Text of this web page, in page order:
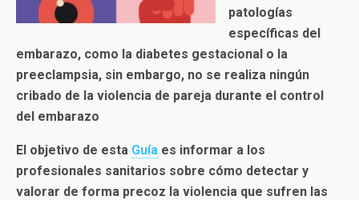
patologías
específicas del
embarazo, como la diabetes gestacional o la
preeclampsia, sin embargo, no se realiza ningún
cribado de la violencia de pareja durante el control
del embarazo
El objetivo de esta Guía es informar a los
profesionales sanitarios sobre cómo detectar y
valorar de forma precoz la violencia que sufren las